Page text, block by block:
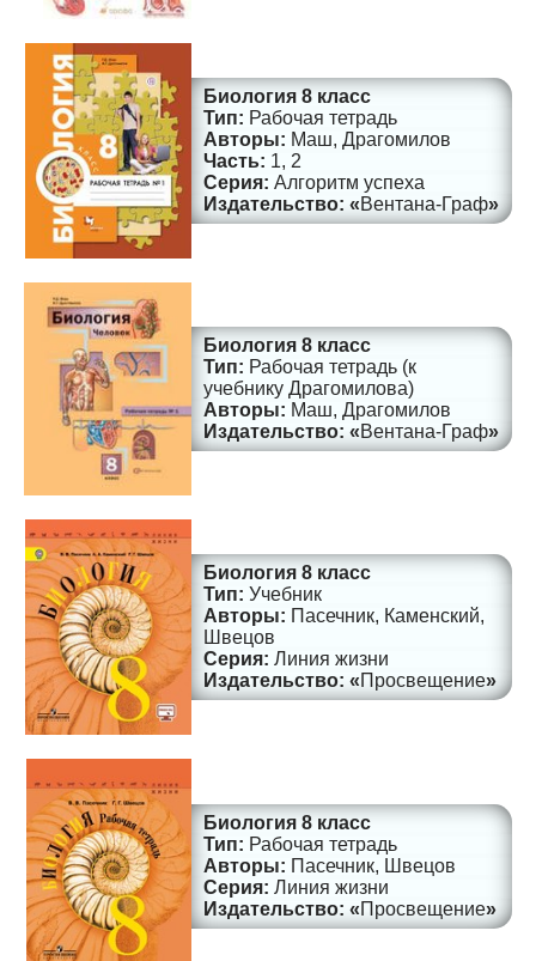
Биология 8 класс
Рабочая тетрадь
Маш, Драгомилов
1, 2
Алгоритм успеха
Вентана-Граф
Биология 8 класс
Рабочая тетрадь (к
учебнику Драгомилова)
Маш, Драгомилов
Вентана-Граф
Биология 8 класс
Учебник
Пасечник, Каменский,
Швецов
Линия жизни
Просвещение
Биология 8 класс
Рабочая тетрадь
Пасечник, Швецов
Линия жизни
Просвещение